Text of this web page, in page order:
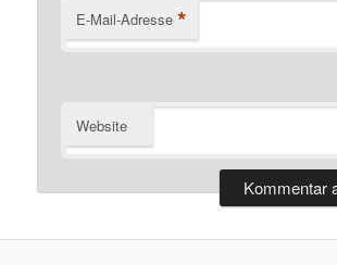
E-Mail-Adresse *
Website